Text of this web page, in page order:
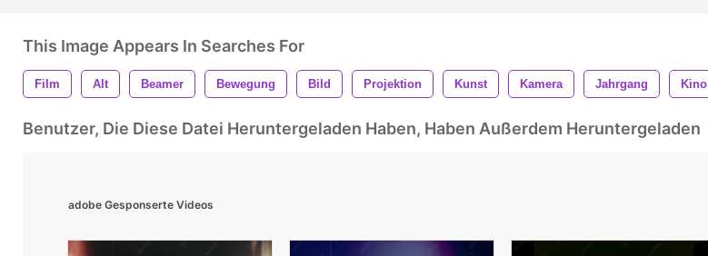
This Image Appears In Searches For
Film Alt Beamer Bewegung Bild Projektion Kunst Kamera Jahrgang Kino
Benutzer, Die Diese Datei Heruntergeladen Haben, Haben Außerdem Heruntergeladen
adobe Gesponserte Videos